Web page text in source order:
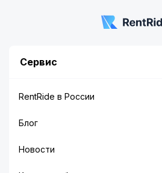
Сервис
RentRide в России
Блог
Новости